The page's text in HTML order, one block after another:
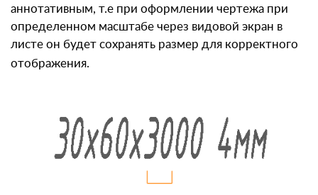
аннотативным, т.е при оформлении чертежа при
определенном масштабе через видовой экран в
листе он будет сохранять размер для корректного
отображения.